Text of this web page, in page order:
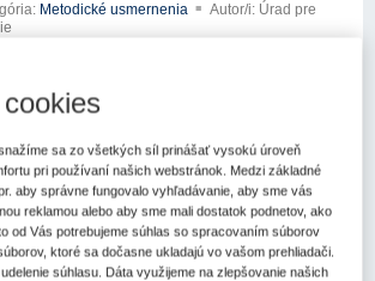
Metodické usmernenia
Autor/i: Úrad pre
xxxxxxxxxxxx
xx xxx xxxxxxxxxx xxx xx xxxátili na
(ďalej len „úrad“) so žiadosťou k
sa zo všetkých síl prinášať vysokú úroveň
pri používaní našich webstránok. Medzi základné
aby správne fungovalo vyhľadávanie, aby sme vás
reklamou alebo aby sme mali dostatok podnetov, ako
od Vás potrebujeme súhlas so spracovaním súborov
ktoré sa dočasne ukladajú vo vašom prehliadači.
súhlasu. Dáta využijeme na zlepšovanie našich